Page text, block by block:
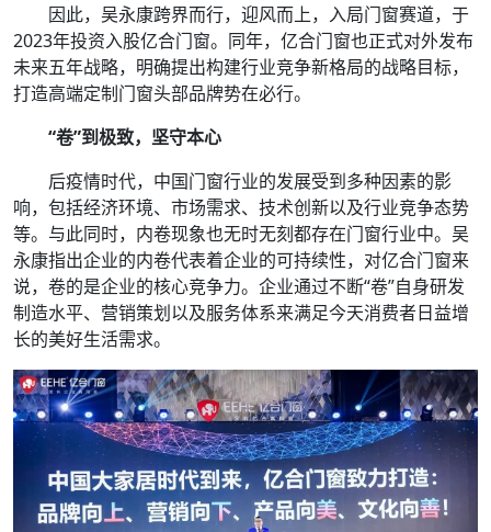
因此，吴永康跨界而行，迎风而上，入局门窗赛道，于
2023年投资入股亿合门窗。同年，亿合门窗也正式对外发布
未来五年战略，明确提出构建行业竞争新格局的战略目标，
打造高端定制门窗头部品牌势在必行。
“卷”到极致，坚守本心
后疫情时代，中国门窗行业的发展受到多种因素的影
响，包括经济环境、市场需求、技术创新以及行业竞争态势
等。与此同时，内卷现象也无时无刻都存在门窗行业中。吴
永康指出企业的内卷代表着企业的可持续性，对亿合门窗来
说，卷的是企业的核心竞争力。企业通过不断“卷”自身研发
制造水平、营销策划以及服务体系来满足今天消费者日益增
长的美好生活需求。